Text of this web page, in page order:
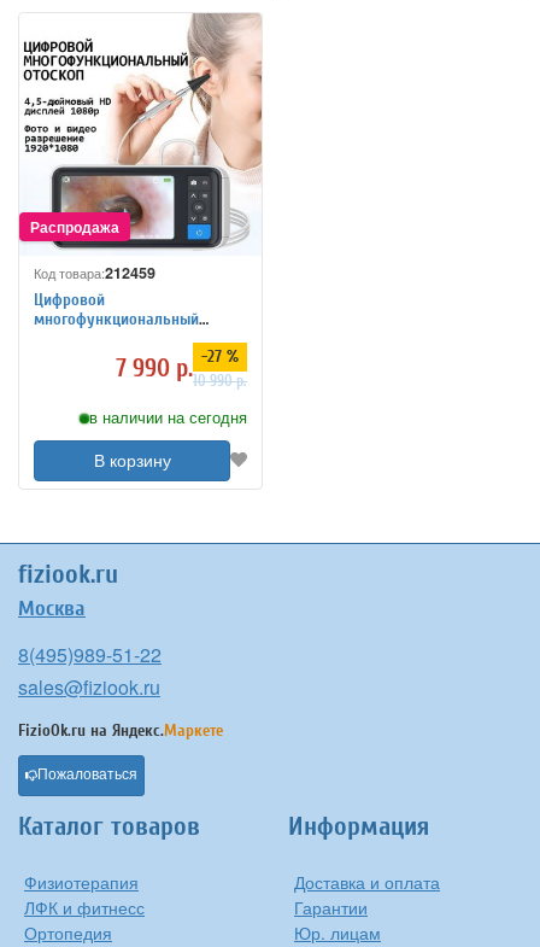
Код товара:212459
Цифровой
многофункциональный
ANYSMART N1 с ЖК-экраном
7 990 р. -27 %
10 990 р.
в наличии на сегодня
В корзину
fiziook.ru
Москва
8(495)989-51-22
sales@fiziook.ru
FizioOk.ru на Яндекс.Маркете
Пожаловаться
Каталог товаров
Физиотерапия
ЛФК и фитнесс
Ортопедия
Информация
Доставка и оплата
Гарантии
Юр. лицам